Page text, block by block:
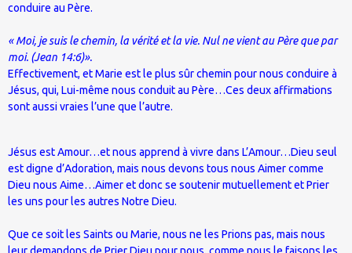
conduire au Père.
« Moi, je suis le chemin, la vérité et la vie. Nul ne vient au Père que par
moi. (Jean 14:6)».
Effectivement, et Marie est le plus sûr chemin pour nous conduire à
Jésus, qui, Lui-même nous conduit au Père…Ces deux affirmations
sont aussi vraies l’une que l’autre.
Jésus est Amour…et nous apprend à vivre dans L’Amour…Dieu seul
est digne d’Adoration, mais nous devons tous nous Aimer comme
Dieu nous Aime…Aimer et donc se soutenir mutuellement et Prier
les uns pour les autres Notre Dieu.
Que ce soit les Saints ou Marie, nous ne les Prions pas, mais nous
leur demandons de Prier Dieu pour nous, comme nous le faisons les